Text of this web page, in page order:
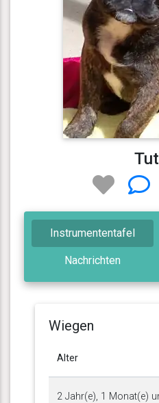
Instrumententafel
Nachrichten
Wiegen
Alter
2 Jahr(e), 1 Monat(e)